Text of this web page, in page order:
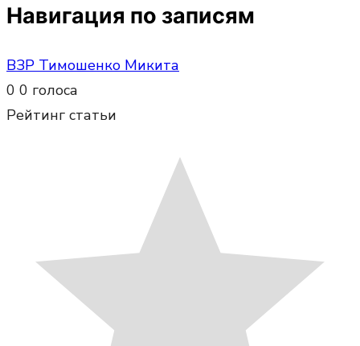
Навигация по записям
ВЗР Тимошенко Микита
0 0 голоса
Рейтинг статьи